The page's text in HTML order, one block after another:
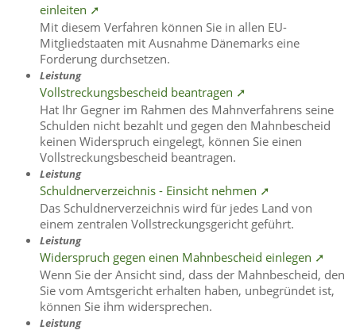
einleiten ➚
Mit diesem Verfahren können Sie in allen EU-
Mitgliedstaaten mit Ausnahme Dänemarks eine
Forderung durchsetzen.
Leistung
Vollstreckungsbescheid beantragen ➚
Hat Ihr Gegner im Rahmen des Mahnverfahrens seine
Schulden nicht bezahlt und gegen den Mahnbescheid
keinen Widerspruch eingelegt, können Sie einen
Vollstreckungsbescheid beantragen.
Leistung
Schuldnerverzeichnis - Einsicht nehmen ➚
Das Schuldnerverzeichnis wird für jedes Land von
einem zentralen Vollstreckungsgericht geführt.
Leistung
Widerspruch gegen einen Mahnbescheid einlegen ➚
Wenn Sie der Ansicht sind, dass der Mahnbescheid, den
Sie vom Amtsgericht erhalten haben, unbegründet ist,
können Sie ihm widersprechen.
Leistung